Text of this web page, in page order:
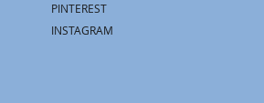
PINTEREST
INSTAGRAM